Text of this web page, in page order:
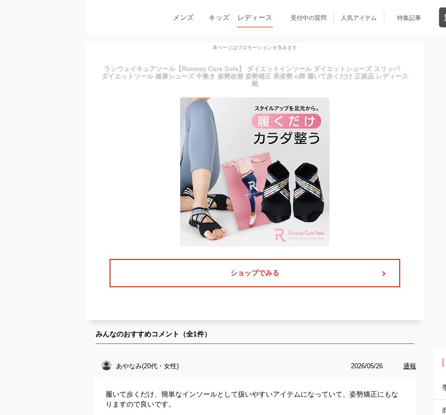
メンズ キッズ レディース 受付中の質問 人気アイテム 特集記事
本ページはプロモーションを含みます
ランウェイキュアソール【Runway Cure Sole】 ダイエットインソール ダイエットシューズ スリッパ
ダイエットソール 健康シューズ 中敷き 姿勢改善 姿勢補正 美姿勢 o脚 履いて歩くだけ 正規品 レディース
靴
ショップでみる
みんなのおすすめコメント（全1件）
あやなみ(20代・女性) 2026/05/26 通報
履いて歩くだけ、簡単なインソールとして扱いやすいアイテムになっていて、姿勢矯正にもな
りますので良いです。